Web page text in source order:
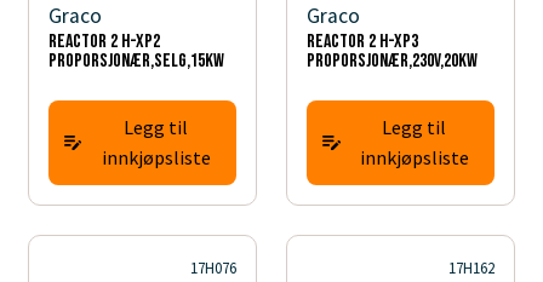
Graco
Reactor 2 H-XP2
proporsjonær,selg,15KW
Legg til
innkjøpsliste
Graco
Reactor 2 H-XP3
proporsjonær,230V,20KW
Legg til
innkjøpsliste
17H076 17H162